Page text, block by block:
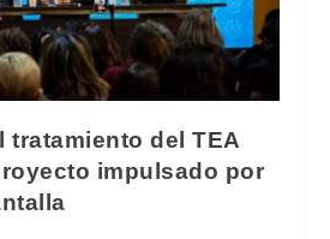
tratamiento del TEA
impulsado por